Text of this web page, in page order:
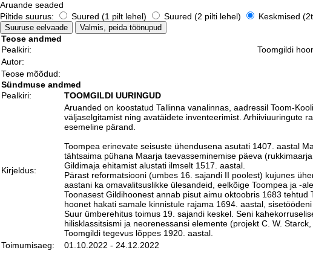
Aruande seaded
Piltide suurus:
Suured (1 pilt lehel) Suured (2 pilti lehel) Keskmised
Teose andmed
Pealkiri:
Toomgildi
Autor:
Teose mõõdud:
Sündmuse andmed
Pealkiri:
TOOMGILDI UURINGUD
Kirjeldus:
Aruanded on koostatud Tallinna vanalinnas, aadressil Toom-
väljaselgitamist ning avatäidete inventeerimist. Arhiiviuuringute
esemeline pärand.
Toompea erinevate seisuste ühendusena asutati 1407. aastal
tähtsaima pühana Maarja taevasseminemise päeva
Gildimaja ehitamist alustati ilmselt 1517. aastal.
Pärast reformatsiooni (umbes 16. sajandi II poolest) kujunes
aastani ka omavalitsuslikke ülesandeid, eelkõige Toompea ja -
Toonasest Gildihoonest annab pisut aimu oktoobris 1683
hoonet hakati samale kinnistule rajama 1694. aastal,
Suur ümberehitus toimus 19. sajandi keskel. Seni
hilisklassitsismi ja neorenessansi elemente (projekt C. W.
Toomgildi tegevus lõppes 1920. aastal.
Toimumisaeg:
01.10.2022 - 24.12.2022